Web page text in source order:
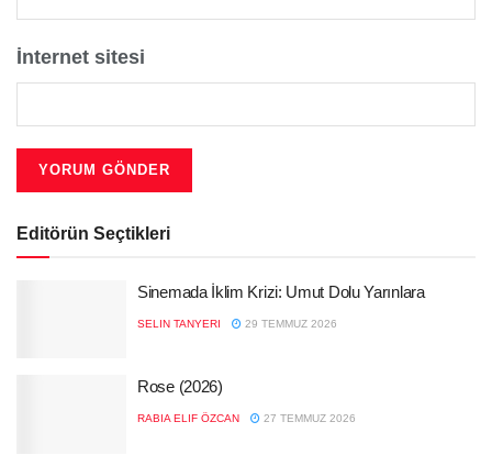
İnternet sitesi
Editörün Seçtikleri
Sinemada İklim Krizi: Umut Dolu Yarınlara
SELIN TANYERI 29 TEMMUZ 2026
Rose (2026)
RABIA ELIF ÖZCAN 27 TEMMUZ 2026